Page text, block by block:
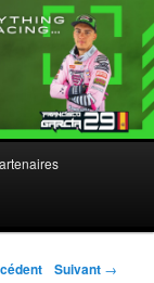
des articles
Suivant →